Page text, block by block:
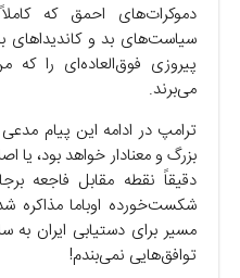
دموکرات‌های احمق که
سیاست‌های بد و کاندیدا‌های
پیروزی فوق‌العاده‌ای را
می‌برند.
ترامپ در ادامه این پیام
بزرگ و معنادار خواهد بود، یا
دقیقاً نقطه مقابل فاجعه
شکست‌خورده اوباما مذاکره
مسیر برای دستیابی ایران
توافق‌هایی نمی‌بندم!